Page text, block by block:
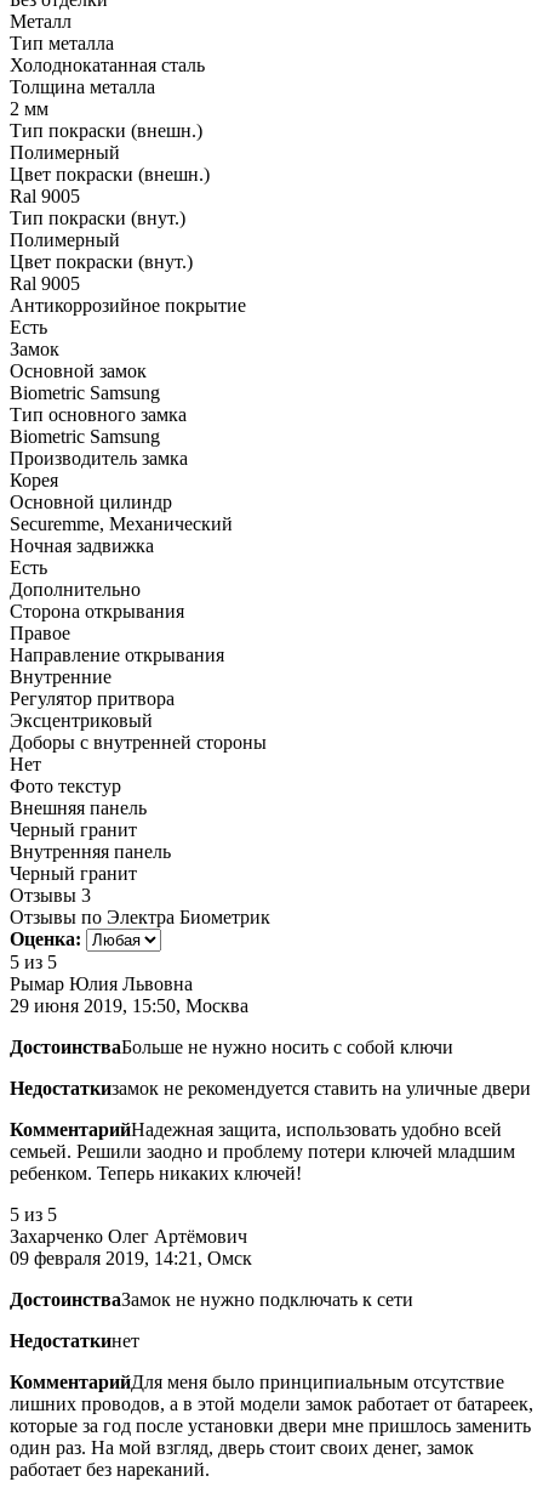
Металл
Тип металла
Холоднокатанная сталь
Толщина металла
2 мм
Тип покраски (внешн.)
Полимерный
Цвет покраски (внешн.)
Ral 9005
Тип покраски (внут.)
Полимерный
Цвет покраски (внут.)
Ral 9005
Антикоррозийное покрытие
Есть
Замок
Основной замок
Biometric Samsung
Тип основного замка
Biometric Samsung
Производитель замка
Корея
Основной цилиндр
Securemme, Механический
Ночная задвижка
Есть
Дополнительно
Сторона открывания
Правое
Направление открывания
Внутренние
Регулятор притвора
Эксцентриковый
Доборы с внутренней стороны
Нет
Фото текстур
Внешняя панель
Черный гранит
Внутренняя панель
Черный гранит
Отзывы 3
Отзывы по Электра Биометрик
Оценка:
5 из 5
Рымар Юлия Львовна
29 июня 2019, 15:50, Москва
ДостоинстваБольше не нужно носить с собой ключи
Недостаткизамок не рекомендуется ставить на уличные двери
КомментарийНадежная защита, использовать удобно всей
семьей. Решили заодно и проблему потери ключей младшим
ребенком. Теперь никаких ключей!
5 из 5
Захарченко Олег Артёмович
09 февраля 2019, 14:21, Омск
ДостоинстваЗамок не нужно подключать к сети
Недостаткинет
КомментарийДля меня было принципиальным отсутствие
лишних проводов, а в этой модели замок работает от батареек,
которые за год после установки двери мне пришлось заменить
один раз. На мой взгляд, дверь стоит своих денег, замок
работает без нареканий.